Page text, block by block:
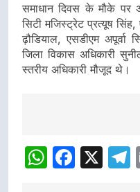
समाधान दिवस के मौके पर
सिटी मजिस्ट्रेट प्रत्यूष सिंह,
ढ़ौडियाल, एसडीएम अपूर्वा
जिला विकास अधिकारी
स्तरीय अधिकारी मौजूद थे।
navigation
X